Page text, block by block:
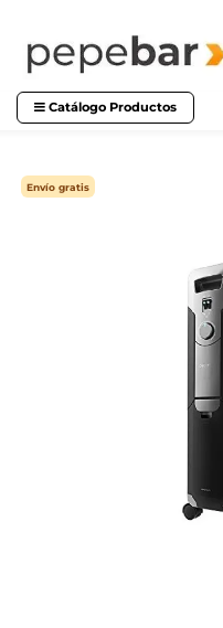
Catálogo Productos
Envío gratis